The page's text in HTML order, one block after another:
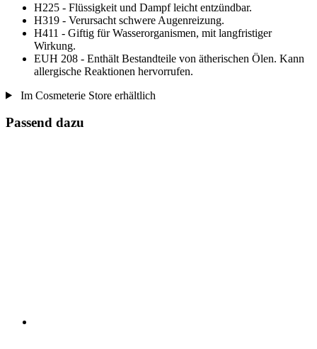
H225 - Flüssigkeit und Dampf leicht entzündbar.
H319 - Verursacht schwere Augenreizung.
H411 - Giftig für Wasserorganismen, mit langfristiger
Wirkung.
EUH 208 - Enthält Bestandteile von ätherischen Ölen. Kann
allergische Reaktionen hervorrufen.
Im Cosmeterie Store erhältlich
Passend dazu